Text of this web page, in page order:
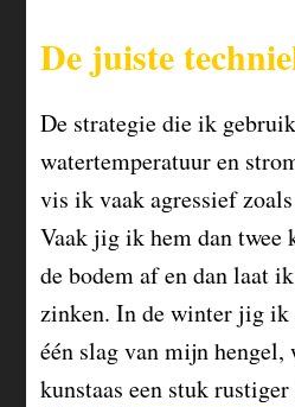
De juiste
De strategie die ik
watertemperatuur en
vis ik vaak agressief
Vaakjigik hem dan twee
de bodem af en dan laat
zinken. In de winterjigik
één slag van mijn hengel,
kunstaas een stuk rustiger